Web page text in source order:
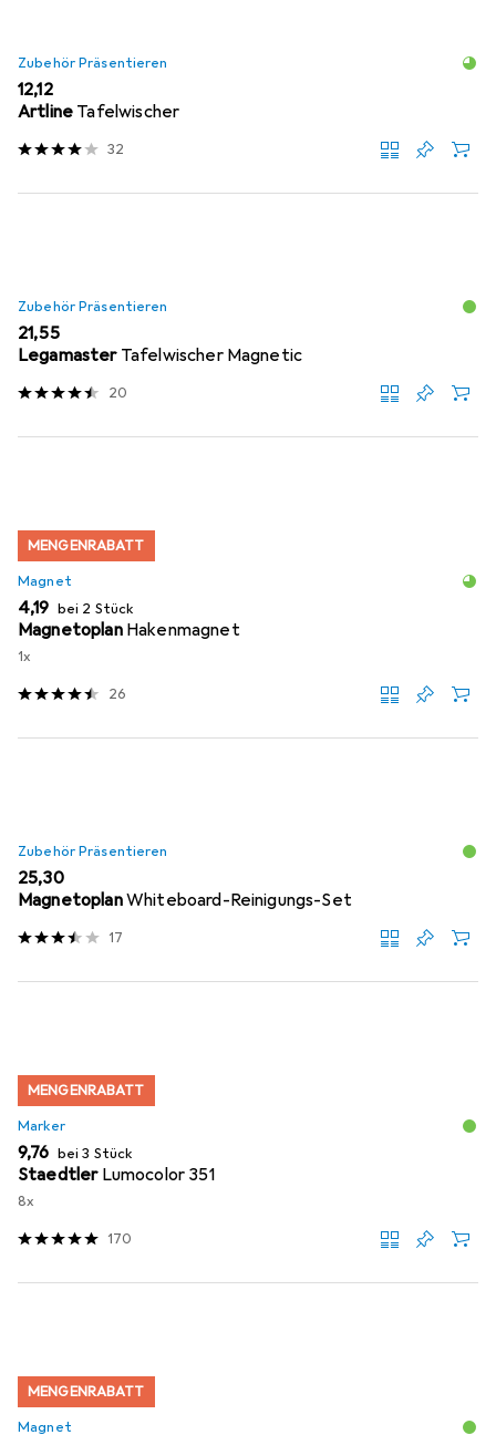
Zubehör Präsentieren
EUR
12,12
Artline Tafelwischer
32
Zubehör Präsentieren
EUR
21,55
Legamaster Tafelwischer Magnetic
20
MENGENRABATT
Magnet
EUR
4,19 bei 2 Stück
Magnetoplan Hakenmagnet
1x
26
Zubehör Präsentieren
EUR
25,30
MagnetoplanWhiteboard-Reinigungs-Set
17
MENGENRABATT
Marker
EUR
9,76 bei 3 Stück
Staedtler Lumocolor 351
8x
170
MENGENRABATT
Magnet